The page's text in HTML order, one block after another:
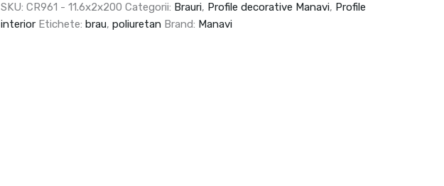
SKU:CR961 - 11.6x2x200 Categorii: Brauri, Profile decorative Manavi, Profile
interior Etichete: brau,poliuretan Brand: Manavi